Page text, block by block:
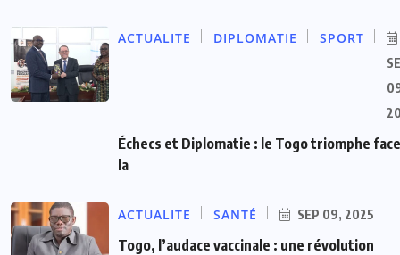
ACTUALITE DIPLOMATIE SPORT
Échecs et Diplomatie : le Togo triomphe
la
ACTUALITE SANTÉ SEP 09, 2025
Togo, l’audace vaccinale : une révolution